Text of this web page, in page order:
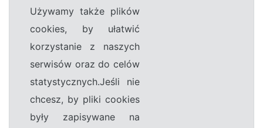
Używamy także plików
cookies, by ułatwić
korzystanie z naszych
serwisów oraz do celów
statystycznych.Jeśli nie
chcesz, by pliki cookies
były zapisywane na